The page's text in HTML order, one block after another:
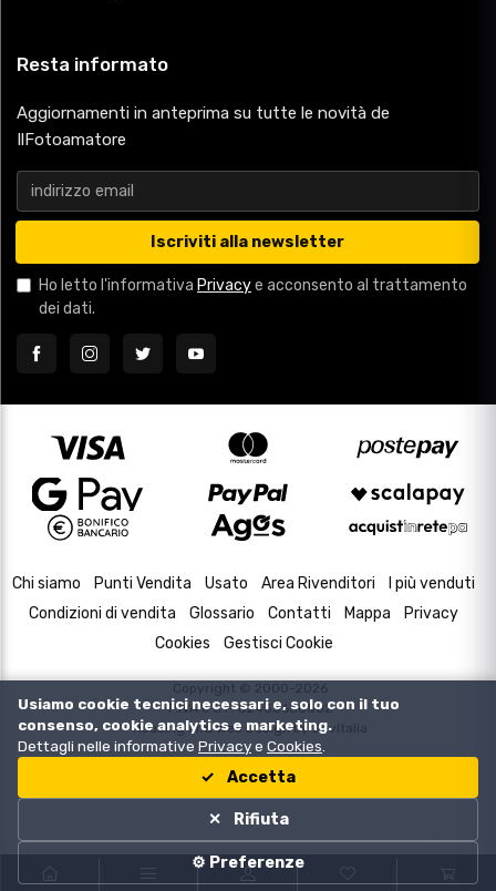
Resta informato
Aggiornamenti in anteprima su tutte le novità de
IlFotoamatore
Iscriviti alla newsletter
Ho letto l'informativa Privacye acconsento al trattamento
dei dati.
Chi siamo Punti Vendita Usato Area Rivenditori
I più venduti
Condizioni di vendita
Glossario Contatti Mappa
Privacy
Cookies
Gestisci Cookie
Copyright © 2000-2026
P.IVA e C.F. 02433630502
Housing and Web Design byDevItalia
Usiamo cookie tecnici necessari e, solo con il tuo
consenso, cookie analytics e marketing.
Dettagli nelle informative Privacye Cookies
Accetta
Rifiuta
⚙️ Preferenze